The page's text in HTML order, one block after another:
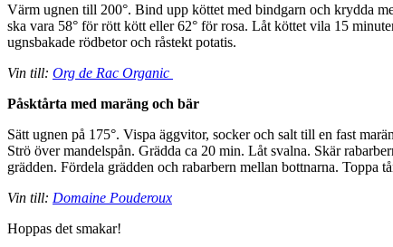
Värm ugnen till 200°. Bind upp köttet med bindgarn och krydda
ska vara 58° för rött kött eller 62° för rosa. Låt köttet vila 15
ugnsbakade rödbetor och råstekt potatis.
Vin till: Org de Rac Organic
Påsktårta med maräng och bär
Sätt ugnen på 175°. Vispa äggvitor, socker och salt till en fast
Strö över mandelspån. Grädda ca 20 min. Låt svalna. Skär
grädden. Fördela grädden och rabarbern mellan bottnarna. Toppa
Vin till: Domaine Pouderoux
Hoppas det smakar!